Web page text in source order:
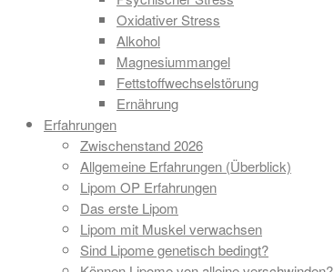
Oxidativer Stress
Alkohol
Magnesiummangel
Fettstoffwechselstörung
Ernährung
Erfahrungen
Zwischenstand 2026
Allgemeine Erfahrungen (Überblick)
Lipom OP Erfahrungen
Das erste Lipom
Lipom mit Muskel verwachsen
Sind Lipome genetisch bedingt?